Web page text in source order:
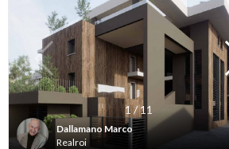
1/11
Dallamano Marco
Realroi